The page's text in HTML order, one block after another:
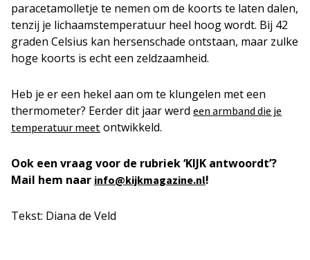
paracetamolletje te nemen om de koorts te laten dalen,
tenzij je lichaamstemperatuur heel hoog wordt. Bij 42
graden Celsius kan hersenschade ontstaan, maar zulke
hoge koorts is echt een zeldzaamheid.
Heb je er een hekel aan om te klungelen met een
thermometer? Eerder dit jaar werd een armband die je
temperatuur meet ontwikkeld.
Ook een vraag voor de rubriek ‘KIJK antwoordt’?
Mail hem naar info@kijkmagazine.nl!
Tekst: Diana de Veld